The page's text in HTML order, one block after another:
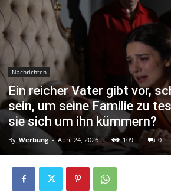
Nachrichten
Ein reicher Vater gibt vor,
sein, um seine Familie zu
sie sich um ihn kümmern?
By Werbung - April 24, 2026 109 0